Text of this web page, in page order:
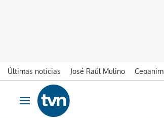
Últimas noticias José Raúl Mulino Cepanim
Ir al contenido
Obrir navegació